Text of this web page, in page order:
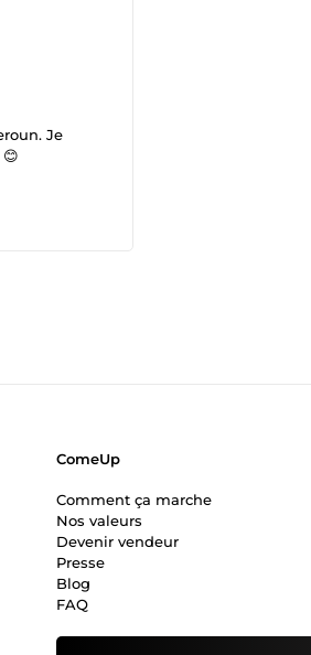
Je
ComeUp
Comment ça marche
Nos valeurs
Devenir vendeur
Presse
Blog
FAQ